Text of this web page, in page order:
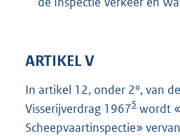
ARTIKEL V
In artikel 12, onder 2°, van
Visserijverdrag 19675 wordt
Scheepvaartinspectie»